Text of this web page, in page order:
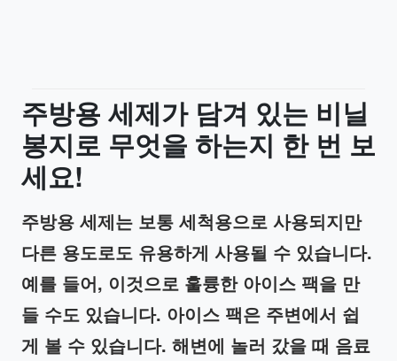
주방용 세제가 담겨 있는 비닐
봉지로 무엇을 하는지 한 번 보
세요!
주방용 세제는 보통 세척용으로 사용되지만
다른 용도로도 유용하게 사용될 수 있습니다.
예를 들어, 이것으로 훌륭한 아이스 팩을 만
들 수도 있습니다. 아이스 팩은 주변에서 쉽
게 볼 수 있습니다. 해변에 놀러 갔을 때 음료